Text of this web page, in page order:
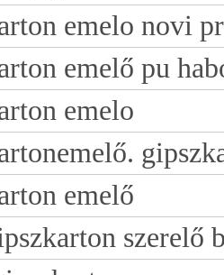
emelo novi
emelő pu
emelo
emelő
szerelő